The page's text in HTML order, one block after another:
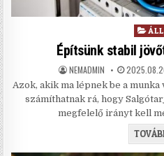
Építsünk stabil
AUTHOR:
NEMADMIN
Azok, akik ma lépnek be a
számíthatnak rá, hogy
megfelelő irányt kell